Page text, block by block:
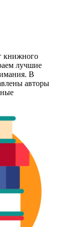
книжного
лучшие
В
авторы